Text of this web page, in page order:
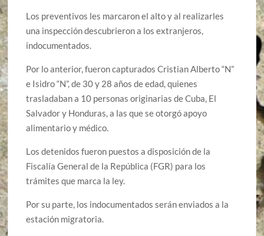
Los preventivos les marcaron el alto y al realizarles
una inspección descubrieron a los extranjeros,
indocumentados.
Por lo anterior, fueron capturados Cristian Alberto “N”
e Isidro “N”, de 30 y 28 años de edad, quienes
trasladaban a 10 personas originarias de Cuba, El
Salvador y Honduras, a las que se otorgó apoyo
alimentario y médico.
Los detenidos fueron puestos a disposición de la
Fiscalía General de la República (FGR) para los
trámites que marca la ley.
Por su parte, los indocumentados serán enviados a la
estación migratoria.